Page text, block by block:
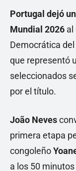
Portugal dejó
Mundial 2026 al
Democrática
que representó
seleccionados
por el título.
João Neves
primera etapa
congoleño
a los 50